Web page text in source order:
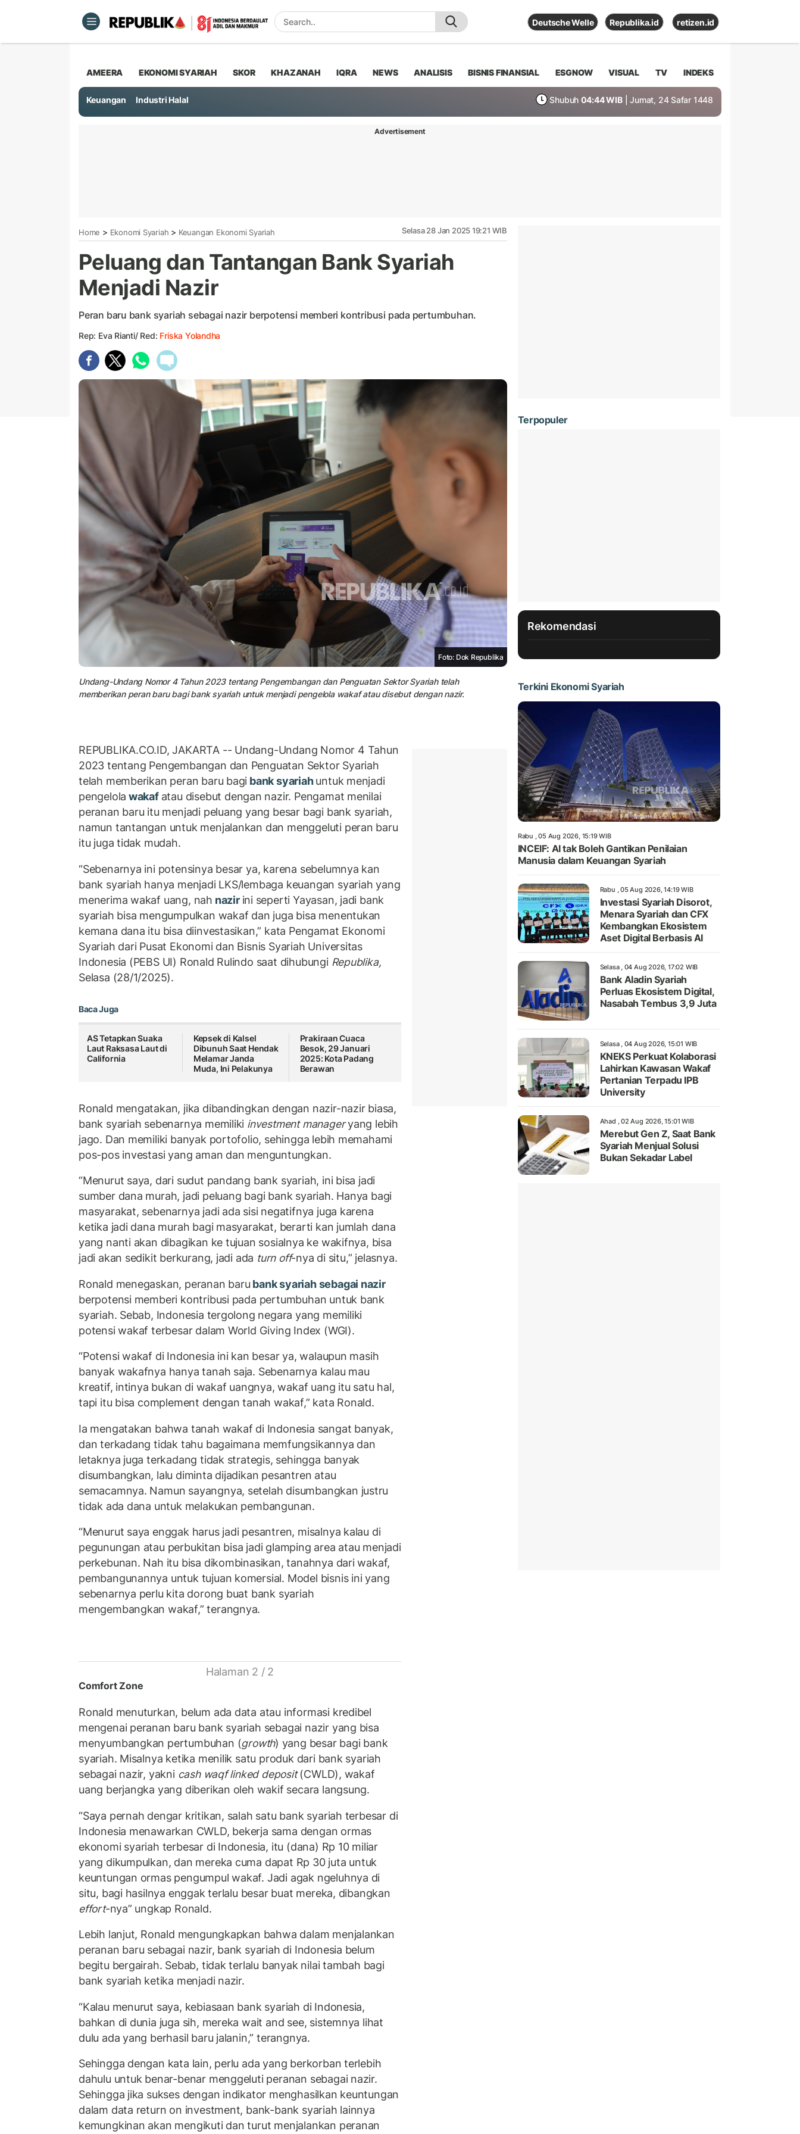
Deutsche Welle Republika.id retizen.id
AMEERA EKONOMI SYARIAH SKOR KHAZANAH IQRA NEWS ANALISIS BISNIS FINANSIAL ESGNOW VISUAL TV INDEKS
Keuangan Industri Halal Shubuh 04:44 WIB | Jumat, 24 Safar 1448
Advertisement
Home > Ekonomi Syariah > Keuangan Ekonomi Syariah Selasa 28 Jan 2025 19:21 WIB
Peluang dan Tantangan Bank Syariah
Menjadi Nazir
Peran baru bank syariah sebagai nazir berpotensi memberi kontribusi pada pertumbuhan.
Rep: Eva Rianti/ Red: Friska Yolandha
Foto: Dok Republika
Undang-Undang Nomor 4 Tahun 2023 tentang Pengembangan dan Penguatan Sektor Syariah telah
memberikan peran baru bagi bank syariah untuk menjadi pengelola wakaf atau disebut dengan nazir.
REPUBLIKA.CO.ID, JAKARTA -- Undang-Undang Nomor 4 Tahun
2023 tentang Pengembangan dan Penguatan Sektor Syariah
telah memberikan peran baru bagi bank syariahuntuk menjadi
pengelola wakaf atau disebut dengan nazir. Pengamat menilai
peranan baru itu menjadi peluang yang besar bagi bank syariah,
namun tantangan untuk menjalankan dan menggeluti peran baru
itu juga tidak mudah.
“Sebenarnya ini potensinya besar ya, karena sebelumnya kan
bank syariah hanya menjadi LKS/lembaga keuangan syariah yang
menerima wakaf uang, nah nazir ini seperti Yayasan, jadi bank
syariah bisa mengumpulkan wakaf dan juga bisa menentukan
kemana dana itu bisa diinvestasikan,” kata Pengamat Ekonomi
Syariah dari Pusat Ekonomi dan Bisnis Syariah Universitas
Indonesia (PEBS UI) Ronald Rulindo saat dihubungi Republika,
Selasa (28/1/2025).
Baca Juga
AS Tetapkan Suaka
Laut Raksasa Laut di
California
Kepsek di Kalsel
Dibunuh Saat Hendak
Melamar Janda
Muda, Ini Pelakunya
Prakiraan Cuaca
Besok, 29 Januari
2025: Kota Padang
Berawan
Ronald mengatakan, jika dibandingkan dengan nazir-nazir biasa,
bank syariah sebenarnya memiliki investment manageryang lebih
jago. Dan memiliki banyak portofolio, sehingga lebih memahami
pos-pos investasi yang aman dan menguntungkan.
“Menurut saya, dari sudut pandang bank syariah, ini bisa jadi
sumber dana murah, jadi peluang bagi bank syariah. Hanya bagi
masyarakat, sebenarnya jadi ada sisi negatifnya juga karena
ketika jadi dana murah bagi masyarakat, berarti kan jumlah dana
yang nanti akan dibagikan ke tujuan sosialnya ke wakifnya, bisa
jadi akan sedikit berkurang, jadi ada turn off-nya di situ,” jelasnya.
Ronald menegaskan, peranan baru bank syariah sebagai nazir
berpotensi memberi kontribusi pada pertumbuhan untuk bank
syariah. Sebab, Indonesia tergolong negara yang memiliki
potensi wakaf terbesar dalam World Giving Index (WGI).
“Potensi wakaf di Indonesia ini kan besar ya, walaupun masih
banyak wakafnya hanya tanah saja. Sebenarnya kalau mau
kreatif, intinya bukan di wakaf uangnya, wakaf uang itu satu hal,
tapi itu bisa complement dengan tanah wakaf,” kata Ronald.
Ia mengatakan bahwa tanah wakaf di Indonesia sangat banyak,
dan terkadang tidak tahu bagaimana memfungsikannya dan
letaknya juga terkadang tidak strategis, sehingga banyak
disumbangkan, lalu diminta dijadikan pesantren atau
semacamnya. Namun sayangnya, setelah disumbangkan justru
tidak ada dana untuk melakukan pembangunan.
“Menurut saya enggak harus jadi pesantren, misalnya kalau di
pegunungan atau perbukitan bisa jadi glamping area atau menjadi
perkebunan. Nah itu bisa dikombinasikan, tanahnya dari wakaf,
pembangunannya untuk tujuan komersial. Model bisnis ini yang
sebenarnya perlu kita dorong buat bank syariah
mengembangkan wakaf,” terangnya.
Halaman 2 / 2
Comfort Zone
Ronald menuturkan, belum ada data atau informasi kredibel
mengenai peranan baru bank syariah sebagai nazir yang bisa
menyumbangkan pertumbuhan (growth) yang besar bagi bank
syariah. Misalnya ketika menilik satu produk dari bank syariah
sebagai nazir, yakni cash waqf linked deposit(CWLD), wakaf
uang berjangka yang diberikan oleh wakif secara langsung.
“Saya pernah dengar kritikan, salah satu bank syariah terbesar di
Indonesia menawarkan CWLD, bekerja sama dengan ormas
ekonomi syariah terbesar di Indonesia, itu (dana) Rp 10 miliar
yang dikumpulkan, dan mereka cuma dapat Rp 30 juta untuk
keuntungan ormas pengumpul wakaf. Jadi agak ngeluhnya di
situ, bagi hasilnya enggak terlalu besar buat mereka, dibangkan
effort-nya” ungkap Ronald.
Lebih lanjut, Ronald mengungkapkan bahwa dalam menjalankan
peranan baru sebagai nazir, bank syariah di Indonesia belum
begitu bergairah. Sebab, tidak terlalu banyak nilai tambah bagi
bank syariah ketika menjadi nazir.
“Kalau menurut saya, kebiasaan bank syariah di Indonesia,
bahkan di dunia juga sih, mereka wait and see, sistemnya lihat
dulu ada yang berhasil baru jalanin,” terangnya.
Sehingga dengan kata lain, perlu ada yang berkorban terlebih
dahulu untuk benar-benar menggeluti peranan sebagai nazir.
Sehingga jika sukses dengan indikator menghasilkan keuntungan
dalam data return on investment, bank-bank syariah lainnya
kemungkinan akan mengikuti dan turut menjalankan peranan
Terpopuler
Rekomendasi
Terkini Ekonomi Syariah
Rabu , 05 Aug 2026, 15:19 WIB
INCEIF: AI tak Boleh Gantikan Penilaian
Manusia dalam Keuangan Syariah
Rabu , 05 Aug 2026, 14:19 WIB
Investasi Syariah Disorot,
Menara Syariah dan CFX
Kembangkan Ekosistem
Aset Digital Berbasis AI
Selasa , 04 Aug 2026, 17:02 WIB
Bank Aladin Syariah
Perluas Ekosistem Digital,
Nasabah Tembus 3,9 Juta
Selasa , 04 Aug 2026, 15:01 WIB
KNEKS Perkuat Kolaborasi
Lahirkan Kawasan Wakaf
Pertanian Terpadu IPB
University
Ahad , 02 Aug 2026, 15:01 WIB
Merebut Gen Z, Saat Bank
Syariah Menjual Solusi
Bukan Sekadar Label